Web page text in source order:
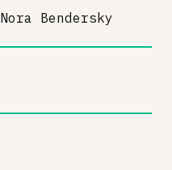
Nora Bendersky